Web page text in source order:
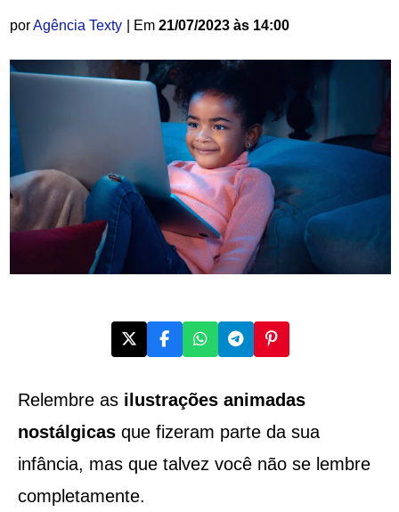
porAgência Texty | Em 21/07/2023 às 14:00
Relembre as ilustrações animadas
nostálgicasque fizeram parte da sua
infância, mas que talvez você não se lembre
completamente.